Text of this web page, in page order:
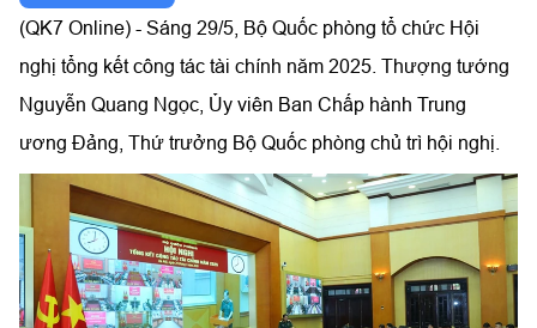
(QK7 Online) - Sáng 29/5, Bộ Quốc phòng tổ chức Hội
nghị tổng kết công tác tài chính năm 2025. Thượng tướng
Nguyễn Quang Ngọc, Ủy viên Ban Chấp hành Trung
ương Đảng, Thứ trưởng Bộ Quốc phòng chủ trì hội nghị.